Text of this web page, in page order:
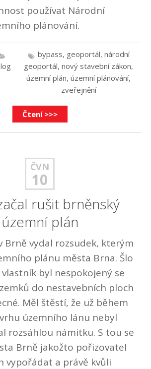
používat Národní
plánování.
bypass, geoportál, národní
geoportál, nový stavební zákon,
územní plán, územní plánování,
zveřejnění
Čtení >>>
ČVN
10
rušit brněnský
územní plán
Brně vydal rozsudek, kterým
plánu města Brna. Šlo
byl nespokojený se
do nestavebních ploch
Měl štěstí, že už během
územního lánu nebyl
rozsáhlou námitku. S tou se
Brně jakožto pořizovatel
vypořádat a právě kvůli